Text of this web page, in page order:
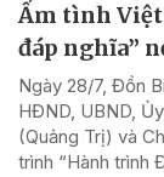
Ấm tình
đáp nghĩa”
Ngày 28/7, Đồn
HĐND, UBND,
(Quảng Trị) và
trình “Hành trình